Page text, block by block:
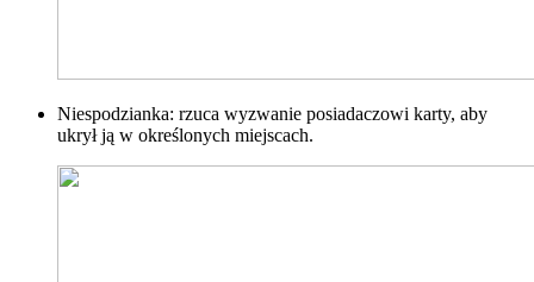
Niespodzianka: rzuca wyzwanie posiadaczowi karty, aby
ukrył ją w określonych miejscach.